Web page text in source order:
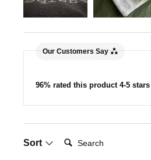
Our Customers Say
96% rated this product 4-5 stars
Sort
Search: